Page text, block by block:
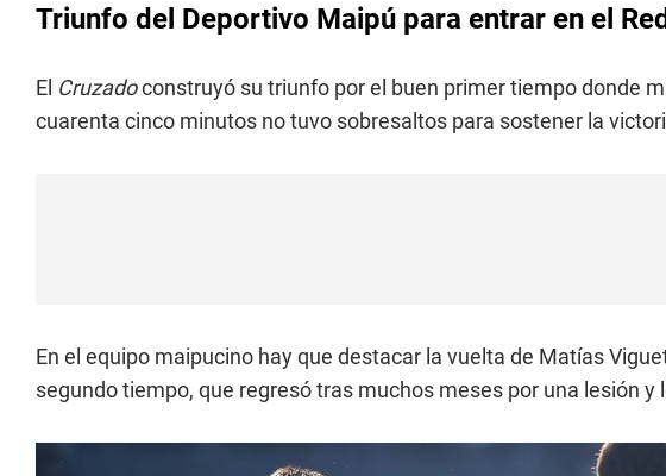
Triunfo del Deportivo Maipú para entrar en el
El Cruzadoconstruyó su triunfo por el buen primer tiempo donde
cuarenta cinco minutos no tuvo sobresaltos para sostener la
En el equipo maipucino hay que destacar la vuelta de Matías
segundo tiempo, que regresó tras muchos meses por una lesión y